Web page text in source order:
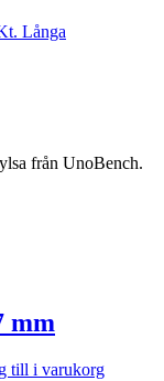
Långa
från UnoBench.
mm
till i varukorg